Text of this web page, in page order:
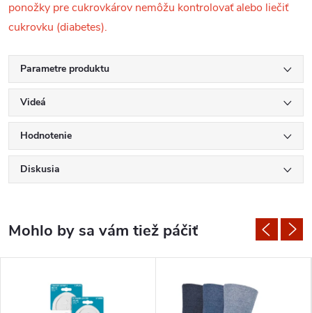
ponožky pre cukrovkárov nemôžu kontrolovať alebo liečiť
cukrovku (diabetes).
Parametre produktu
Videá
Hodnotenie
Diskusia